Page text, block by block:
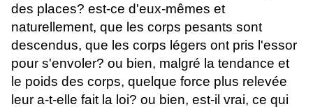
des places? est-ce d'eux-mêmes et
naturellement, que les corps pesants sont
descendus, que les corps légers ont pris l'essor
pour s'envoler? ou bien, malgré la tendance et
le poids des corps, quelque force plus relevée
leur a-t-elle fait la loi? ou bien, est-il vrai, ce qui